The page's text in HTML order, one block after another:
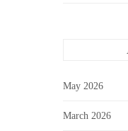
May 2026
March 2026